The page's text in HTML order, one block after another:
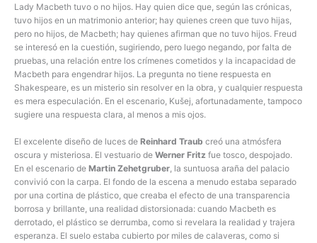
Lady Macbeth tuvo o no hijos. Hay quien dice que, según las crónicas,
tuvo hijos en un matrimonio anterior; hay quienes creen que tuvo hijas,
pero no hijos, de Macbeth; hay quienes afirman que no tuvo hijos. Freud
se interesó en la cuestión, sugiriendo, pero luego negando, por falta de
pruebas, una relación entre los crímenes cometidos y la incapacidad de
Macbeth para engendrar hijos. La pregunta no tiene respuesta en
Shakespeare, es un misterio sin resolver en la obra, y cualquier respuesta
es mera especulación. En el escenario, Kušej, afortunadamente, tampoco
sugiere una respuesta clara, al menos a mis ojos.
El excelente diseño de luces de Reinhard Traub creó una atmósfera
oscura y misteriosa. El vestuario de Werner Fritz fue tosco, despojado.
En el escenario de Martin Zehetgruber, la suntuosa araña del palacio
convivió con la carpa. El fondo de la escena a menudo estaba separado
por una cortina de plástico, que creaba el efecto de una transparencia
borrosa y brillante, una realidad distorsionada: cuando Macbeth es
derrotado, el plástico se derrumba, como si revelara la realidad y trajera
esperanza. El suelo estaba cubierto por miles de calaveras, como si